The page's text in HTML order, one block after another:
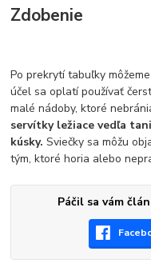
Zdobenie
Po prekrytí tabuľky
účel sa oplatí používať
malé nádoby, ktoré
servítky ležiace vedľa
kúsky.Sviečky sa môžu
tým, ktoré horia alebo
Páčil sa vám